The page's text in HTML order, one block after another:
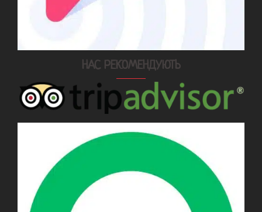
НАС РЕКОМЕНДУЮТЬ